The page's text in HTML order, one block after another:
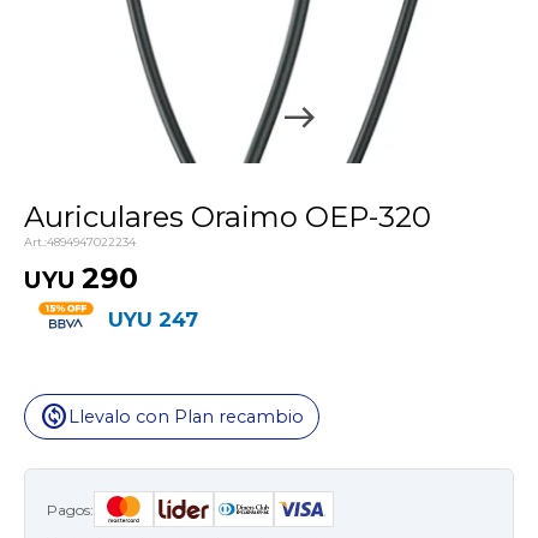
Auriculares Oraimo OEP-320
4894947022234
UYU 290
UYU 247
change_circleLlevalo con Plan recambio
Pagos: